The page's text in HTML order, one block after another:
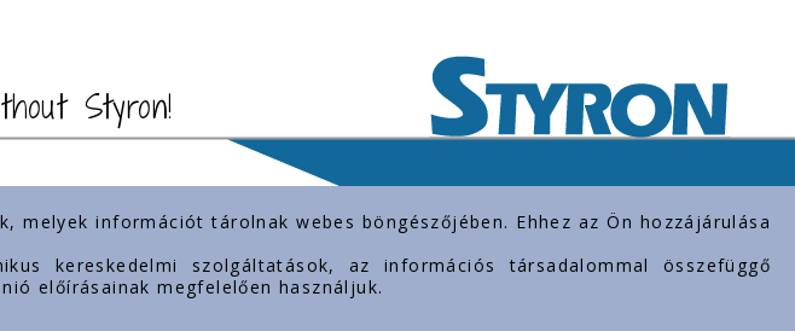
Styron!
Our presence
melyek információt tárolnak webes böngészőjében. Ehhez az Ön hozzájárulása
kereskedelmi szolgáltatások, az információs társadalommal összefüggő
előírásainak megfelelően használjuk.